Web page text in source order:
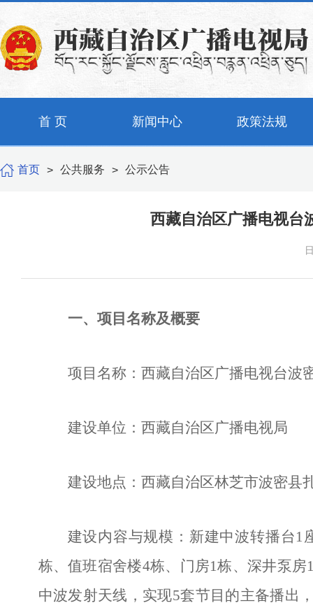
首 页 新闻中心 政策法规
首页 > 公共服务 > 公示公告
西藏自治区广播电视台
一、项目名称及概要
项目名称： 西藏自治区广播电视台波
建设单位： 西藏自治区广播电视局
建设地点： 西藏自治区林芝市波密县
建设内容与规模： 新建中波转播台1
栋、值班宿舍楼4栋、门房1栋、深井泵房
中波发射天线，实现5套节目的主备播出